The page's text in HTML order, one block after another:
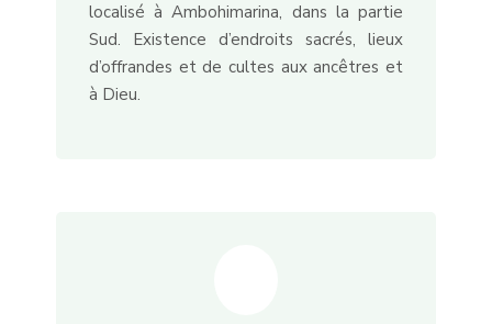
localisé à Ambohimarina, dans la partie
Sud. Existence d’endroits sacrés, lieux
d’offrandes et de cultes aux ancêtres et
à Dieu.